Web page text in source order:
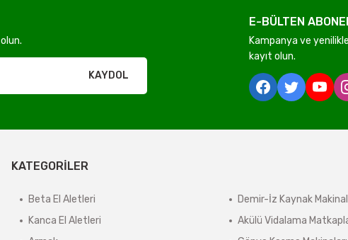
olmadan ücretsiz gönderilir
tabidir.
KAYDOL
E-BÜLTEN
Kampanya ve
kayıt olun.
KATEGORİLER
Beta El Aletleri
Kanca El Aletleri
Demir-İz Kaynak
Akülü Vidalama